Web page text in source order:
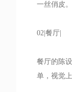
一丝俏皮。
02|餐厅|
餐厅的陈
单，视觉